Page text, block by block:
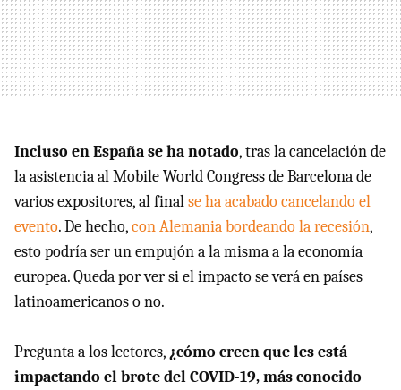
Incluso en España se ha notado, tras la cancelación de
la asistencia al Mobile World Congress de Barcelona de
varios expositores, al finalse ha acabado cancelando el
evento. De hecho,con Alemania bordeando la recesión,
esto podría ser un empujón a la misma a la economía
europea. Queda por ver si el impacto se verá en países
latinoamericanos o no.
Pregunta a los lectores, ¿cómo creen que les está
impactando el brote del COVID-19, más conocido